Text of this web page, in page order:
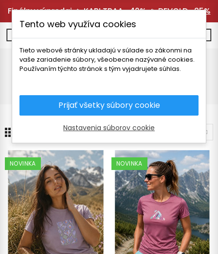
Finálny výpredaj 🔥KARI TRAA -40%🔥DEVOLD -25%
TATLAND
24
NOVINKA NOVINKA
Tento web využíva cookies
Tieto webové stránky ukladajú v súlade so zákonmi na
vaše zariadenie súbory, všeobecne nazývané cookies.
Používaním týchto stránok s tým vyjadrujete súhlas.
Prijať všetky súbory cookie
Nastavenia súborov cookie